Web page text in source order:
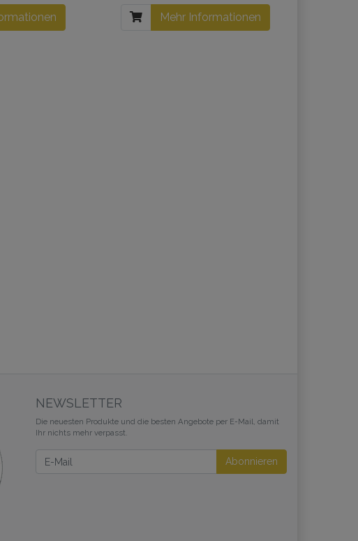
Mehr Informationen
NEWSLETTER
Die neuesten Produkte und die besten Angebote per E-Mail, damit
Ihr nichts mehr verpasst.
Newsletter Abonnieren